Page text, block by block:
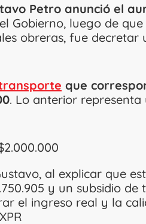
Petro anunció el
Gobierno, luego de
obreras, fue decretar
que
. Lo anterior
, al explicar que
y un subsidio de
el ingreso real y la